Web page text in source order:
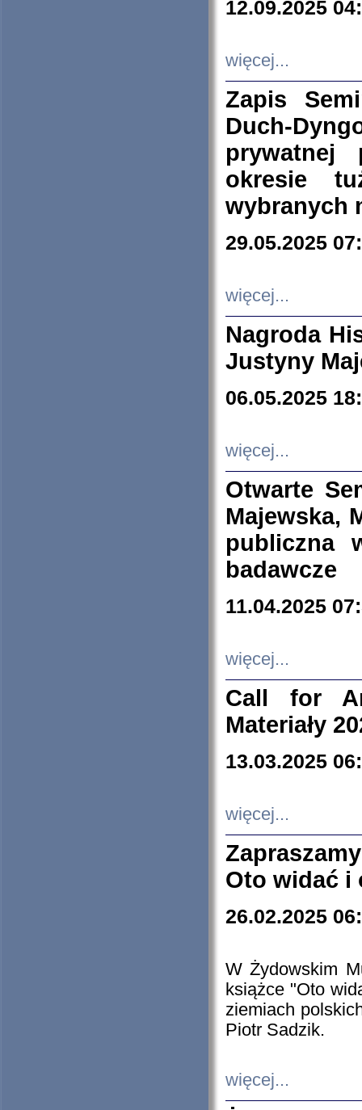
12.09.2025
więcej...
Zapis
Duch-
prywatnej
okresie
wybranych
29.05.2025
więcej...
Nagroda
Justyny
06.05.2025
więcej...
Otwarte
Majewska,
publiczna
badawcze
11.04.2025
więcej...
Call for
Materiały
13.03.2025
więcej...
Oto widać i
26.02.2025
W Żydowskim
książce "Oto
ziemiach
Piotr Sadzik.
więcej...